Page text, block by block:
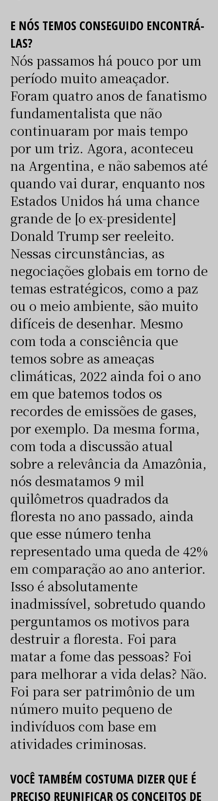
E NÓS TEMOS CONSEGUIDO ENCONTRÁ-
LAS?
Nós passamos há pouco por um
período muito ameaçador.
Foram quatro anos de fanatismo
fundamentalista que não
continuaram por mais tempo
por um triz. Agora, aconteceu
na Argentina, e não sabemos até
quando vai durar, enquanto nos
Estados Unidos há uma chance
grande de [o ex-presidente]
Donald Trump ser reeleito.
Nessas circunstâncias, as
negociações globais em torno de
temas estratégicos, como a paz
ou o meio ambiente, são muito
difíceis de desenhar. Mesmo
com toda a consciência que
temos sobre as ameaças
climáticas, 2022 ainda foi o ano
em que batemos todos os
recordes de emissões de gases,
por exemplo. Da mesma forma,
com toda a discussão atual
sobre a relevância da Amazônia,
nós desmatamos 9 mil
quilômetros quadrados da
floresta no ano passado, ainda
que esse número tenha
representado uma queda de 42%
em comparação ao ano anterior.
Isso é absolutamente
inadmissível, sobretudo quando
perguntamos os motivos para
destruir a floresta. Foi para
matar a fome das pessoas? Foi
para melhorar a vida delas? Não.
Foi para ser patrimônio de um
número muito pequeno de
indivíduos com base em
atividades criminosas.
VOCÊ TAMBÉM COSTUMA DIZER QUE É
PRECISO REUNIFICAR OS CONCEITOS DE